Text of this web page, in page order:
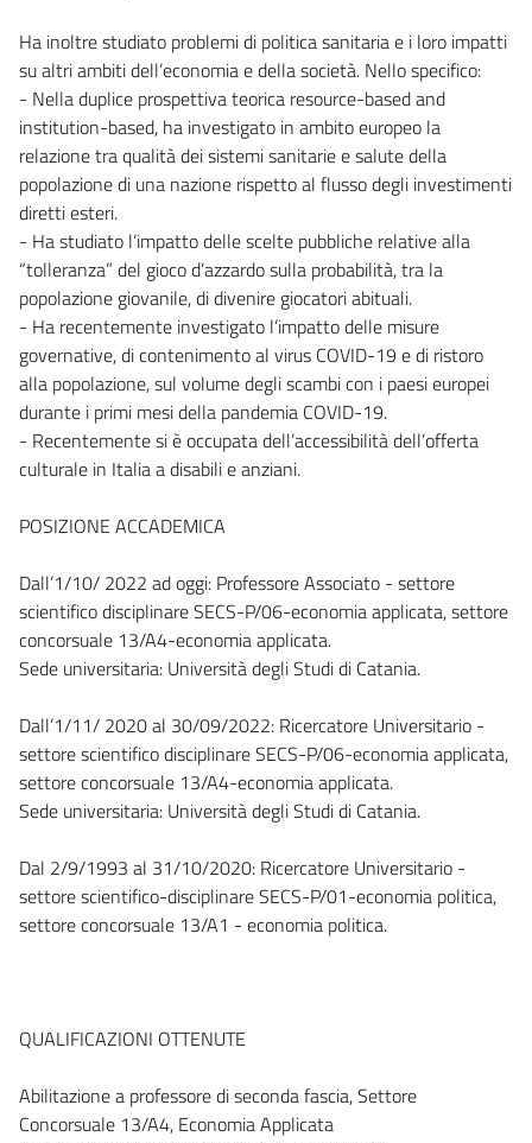
Ha inoltre studiato problemi di politica sanitaria e i loro impatti
su altri ambiti dell’economia e della società. Nello specifico:
- Nella duplice prospettiva teorica resource-based and
institution-based, ha investigato in ambito europeo la
relazione tra qualità dei sistemi sanitarie e salute della
popolazione di una nazione rispetto al flusso degli investimenti
diretti esteri.
- Ha studiato l’impatto delle scelte pubbliche relative alla
“tolleranza” del gioco d’azzardo sulla probabilità, tra la
popolazione giovanile, di divenire giocatori abituali.
- Ha recentemente investigato l’impatto delle misure
governative, di contenimento al virus COVID-19 e di ristoro
alla popolazione, sul volume degli scambi con i paesi europei
durante i primi mesi della pandemia COVID-19.
- Recentemente si è occupata dell’accessibilità dell’offerta
culturale in Italia a disabili e anziani.
POSIZIONE ACCADEMICA
Dall’1/10/ 2022 ad oggi: Professore Associato - settore
scientifico disciplinare SECS-P/06-economia applicata, settore
concorsuale 13/A4-economia applicata.
Sede universitaria: Università degli Studi di Catania.
Dall’1/11/ 2020 al 30/09/2022: Ricercatore Universitario -
settore scientifico disciplinare SECS-P/06-economia applicata,
settore concorsuale 13/A4-economia applicata.
Sede universitaria: Università degli Studi di Catania.
Dal 2/9/1993 al 31/10/2020: Ricercatore Universitario -
settore scientifico-disciplinare SECS-P/01-economia politica,
settore concorsuale 13/A1 - economia politica.
QUALIFICAZIONI OTTENUTE
Abilitazione a professore di seconda fascia, Settore
Concorsuale 13/A4, Economia Applicata